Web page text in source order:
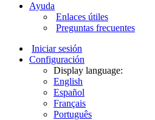
Ayuda
Enlaces útiles
Preguntas frecuentes
Iniciar sesión
Configuración
Display language:
English
Español
Français
Português